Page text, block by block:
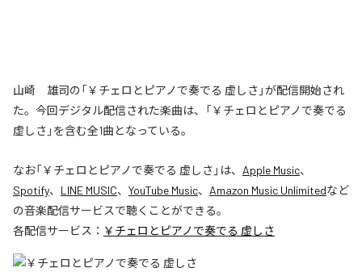
山崎 雄司の「￥チェロとピアノで奏でる 虚しさ」が配信開始され
た。今回デジタル配信された楽曲は、「￥チェロとピアノで奏でる
虚しさ」を含む全1曲となっている。
なお「￥チェロとピアノで奏でる 虚しさ 」は、 Apple Music、
Spotify、 LINE MUSIC、 YouTube Music、 Amazon Music Unlimitedなど
の音楽配信サービスで聴くことができる。
各配信サービス： ￥チェロとピアノで奏でる 虚しさ